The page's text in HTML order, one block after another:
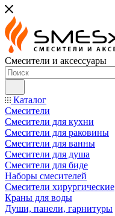
Смесители и аксессуары
Каталог
Смесители
Смесители для кухни
Смесители для раковины
Смесители для ванны
Смесители для душа
Смесители для биде
Наборы смесителей
Смесители хирургические
Краны для воды
Души, панели, гарнитуры